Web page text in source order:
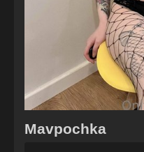
Mavpochka